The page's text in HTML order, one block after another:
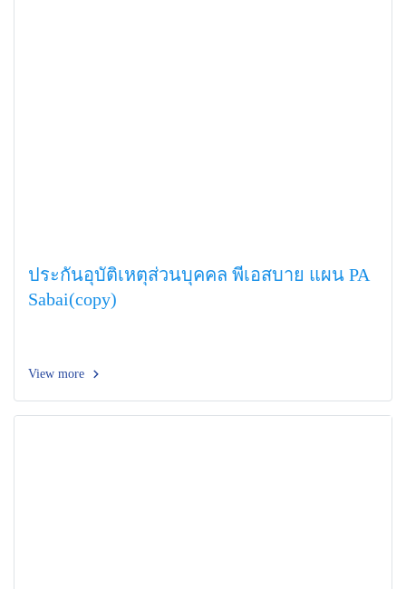
ประกันอุบัติเหตุส่วนบุคคล พีเอสบาย แผน PA
Sabai(copy)
View more